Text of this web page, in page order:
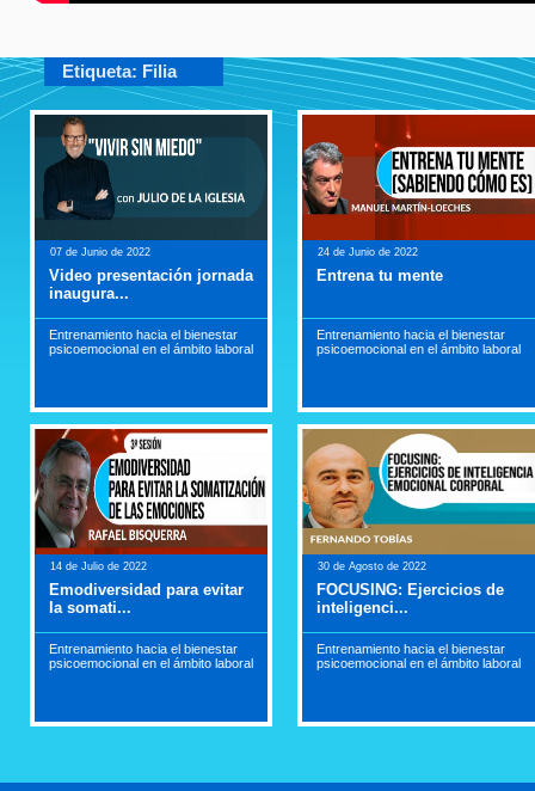
Etiqueta: Filia
07 de Junio de 2022
Video presentación jornada
inaugura...
Entrenamiento hacia el bienestar
psicoemocional en el ámbito laboral
24 de Junio de 2022
Entrena tu mente
Entrenamiento hacia el bienestar
psicoemocional en el ámbito laboral
14 de Julio de 2022
Emodiversidad para evitar
la somati...
Entrenamiento hacia el bienestar
psicoemocional en el ámbito laboral
30 de Agosto de 2022
FOCUSING: Ejercicios de
inteligenci...
Entrenamiento hacia el bienestar
psicoemocional en el ámbito laboral